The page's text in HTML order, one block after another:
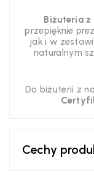
Biżuteria z
przepięknie
jak i w
naturalnym
Do biżuterii z
Cechy